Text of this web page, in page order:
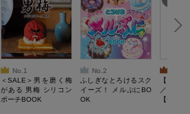
No.1
＜SALE＞男を磨く梅
がある 男梅 シリコン
ポーチBOOK
No.2
ふしぎなとろけるスク
イーズ！ メルぷにBO
OK
【
／Lサイ
【一般